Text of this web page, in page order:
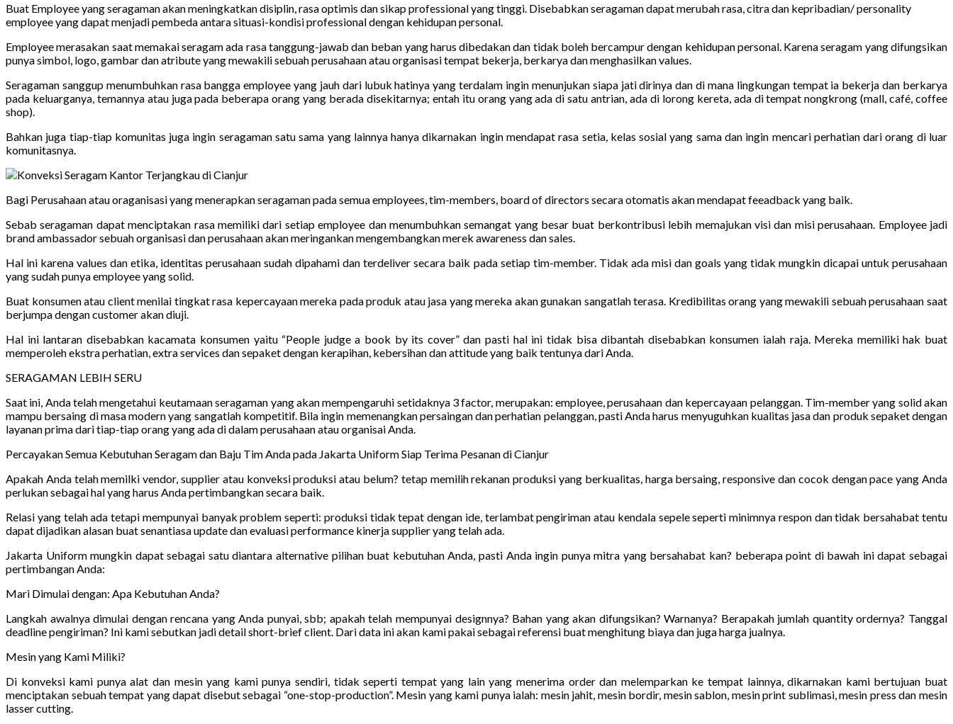
Buat Employee yang seragaman akan meningkatkan disiplin, rasa optimis dan sikap professional yang tinggi. Disebabkan seragaman dapat merubah rasa, citra dan kepribadian/ personality
employee yang dapat menjadi pembeda antara situasi-kondisi professional dengan kehidupan personal.
Employee merasakan saat memakai seragam ada rasa tanggung-jawab dan beban yang harus dibedakan dan tidak boleh bercampur dengan kehidupan personal. Karena seragam yang difungsikan
punya simbol, logo, gambar dan atribute yang mewakili sebuah perusahaan atau organisasi tempat bekerja, berkarya dan menghasilkan values.
Seragaman sanggup menumbuhkan rasa bangga employee yang jauh dari lubuk hatinya yang terdalam ingin menunjukan siapa jati dirinya dan di mana lingkungan tempat ia bekerja dan berkarya
pada keluarganya, temannya atau juga pada beberapa orang yang berada disekitarnya; entah itu orang yang ada di satu antrian, ada di lorong kereta, ada di tempat nongkrong (mall, café, coffee
shop).
Bahkan juga tiap-tiap komunitas juga ingin seragaman satu sama yang lainnya hanya dikarnakan ingin mendapat rasa setia, kelas sosial yang sama dan ingin mencari perhatian dari orang di luar
komunitasnya.
Bagi Perusahaan atau oraganisasi yang menerapkan seragaman pada semua employees, tim-members, board of directors secara otomatis akan mendapat feeadback yang baik.
Sebab seragaman dapat menciptakan rasa memiliki dari setiap employee dan menumbuhkan semangat yang besar buat berkontribusi lebih memajukan visi dan misi perusahaan. Employee jadi
brand ambassador sebuah organisasi dan perusahaan akan meringankan mengembangkan merek awareness dan sales.
Hal ini karena values dan etika, identitas perusahaan sudah dipahami dan terdeliver secara baik pada setiap tim-member. Tidak ada misi dan goals yang tidak mungkin dicapai untuk perusahaan
yang sudah punya employee yang solid.
Buat konsumen atau client menilai tingkat rasa kepercayaan mereka pada produk atau jasa yang mereka akan gunakan sangatlah terasa. Kredibilitas orang yang mewakili sebuah perusahaan saat
berjumpa dengan customer akan diuji.
Hal ini lantaran disebabkan kacamata konsumen yaitu “People judge a book by its cover” dan pasti hal ini tidak bisa dibantah disebabkan konsumen ialah raja. Mereka memiliki hak buat
memperoleh ekstra perhatian, extra services dan sepaket dengan kerapihan, kebersihan dan attitude yang baik tentunya dari Anda.
SERAGAMAN LEBIH SERU
Saat ini, Anda telah mengetahui keutamaan seragaman yang akan mempengaruhi setidaknya 3 factor, merupakan: employee, perusahaan dan kepercayaan pelanggan. Tim-member yang solid akan
mampu bersaing di masa modern yang sangatlah kompetitif. Bila ingin memenangkan persaingan dan perhatian pelanggan, pasti Anda harus menyuguhkan kualitas jasa dan produk sepaket dengan
layanan prima dari tiap-tiap orang yang ada di dalam perusahaan atau organisai Anda.
Percayakan Semua Kebutuhan Seragam dan Baju Tim Anda pada Jakarta Uniform Siap Terima Pesanan di Cianjur
Apakah Anda telah memilki vendor, supplier atau konveksi produksi atau belum? tetap memilih rekanan produksi yang berkualitas, harga bersaing, responsive dan cocok dengan pace yang Anda
perlukan sebagai hal yang harus Anda pertimbangkan secara baik.
Relasi yang telah ada tetapi mempunyai banyak problem seperti: produksi tidak tepat dengan ide, terlambat pengiriman atau kendala sepele seperti minimnya respon dan tidak bersahabat tentu
dapat dijadikan alasan buat senantiasa update dan evaluasi performance kinerja supplier yang telah ada.
Jakarta Uniform mungkin dapat sebagai satu diantara alternative pilihan buat kebutuhan Anda, pasti Anda ingin punya mitra yang bersahabat kan? beberapa point di bawah ini dapat sebagai
pertimbangan Anda:
Mari Dimulai dengan: Apa Kebutuhan Anda?
Langkah awalnya dimulai dengan rencana yang Anda punyai, sbb; apakah telah mempunyai designnya? Bahan yang akan difungsikan? Warnanya? Berapakah jumlah quantity ordernya? Tanggal
deadline pengiriman? Ini kami sebutkan jadi detail short-brief client. Dari data ini akan kami pakai sebagai referensi buat menghitung biaya dan juga harga jualnya.
Mesin yang Kami Miliki?
Di konveksi kami punya alat dan mesin yang kami punya sendiri, tidak seperti tempat yang lain yang menerima order dan melemparkan ke tempat lainnya, dikarnakan kami bertujuan buat
menciptakan sebuah tempat yang dapat disebut sebagai “one-stop-production”. Mesin yang kami punya ialah: mesin jahit, mesin bordir, mesin sablon, mesin print sublimasi, mesin press dan mesin
lasser cutting.